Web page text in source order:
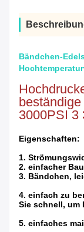
Bändchen-
3000PSI 3
Eigenschaften:
1.
2. einfacher
3. Bändchen,
4. einfach zu
Sie schnell, um
5. einfaches